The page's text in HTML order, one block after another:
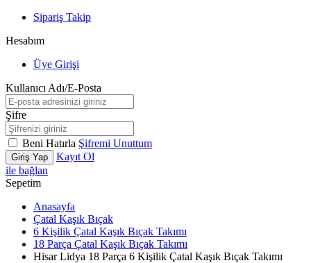
Sipariş Takip
Hesabım
Üye Girişi
Kullanıcı Adı/E-Posta
Şifre
Beni Hatırla Şifremi Unuttum
Giriş Yap
Kayıt Ol
ile bağlan
Sepetim
Anasayfa
Çatal Kaşık Bıçak
6 Kişilik Çatal Kaşık Bıçak Takımı
18 Parça Çatal Kaşık Bıçak Takımı
Hisar Lidya 18 Parça 6 Kişilik Çatal Kaşık Bıçak Takımı